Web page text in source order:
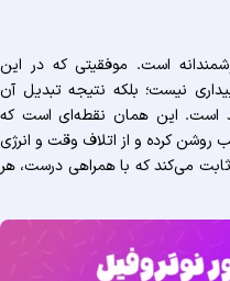
است. موفقیتی که در این
نیست؛ بلکه نتیجه تبدیل آن
است. این همان نقطه‌ای است که
روشن کرده و از اتلاف وقت و انرژی
می‌کند که با همراهی درست، هر